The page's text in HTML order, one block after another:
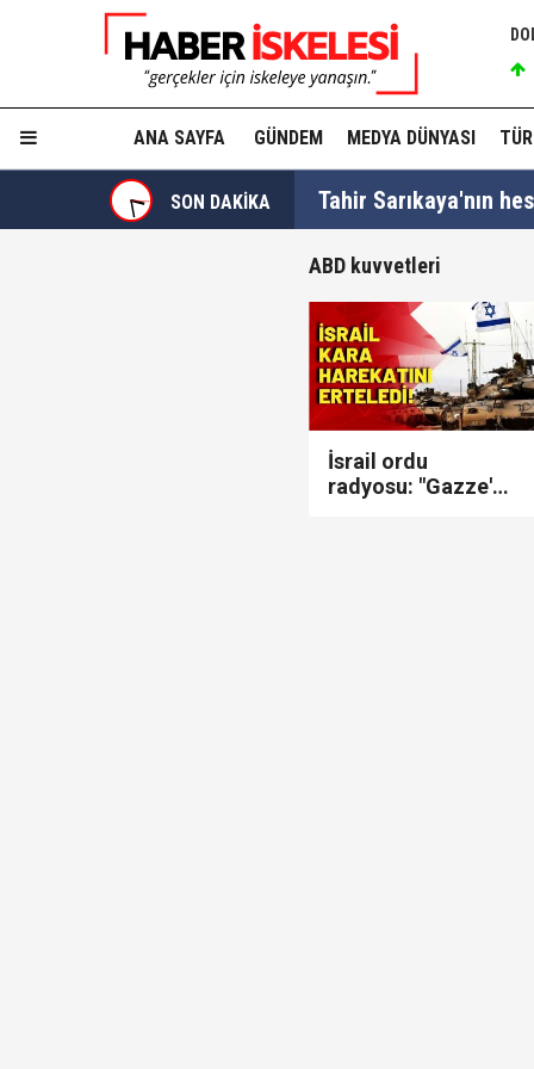
ANA SAYFA GÜNDEM MEDYA DÜNYASI
SON DAKİKA Tahir Sarıkaya'nın
Hakkında fezleke
Hangi suçlar kapsam
Devlet Bahçeli'den
Trabzonspor, KAP'a
İzmir Büyükşehir
ABD kuvvetleri
İsrail ordu
radyosu: "Gazze'ye